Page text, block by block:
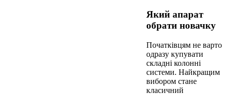
Який апарат
обрати новачку
Початківцям не варто
одразу купувати
складні колонні
системи. Найкращим
вибором стане
класичний